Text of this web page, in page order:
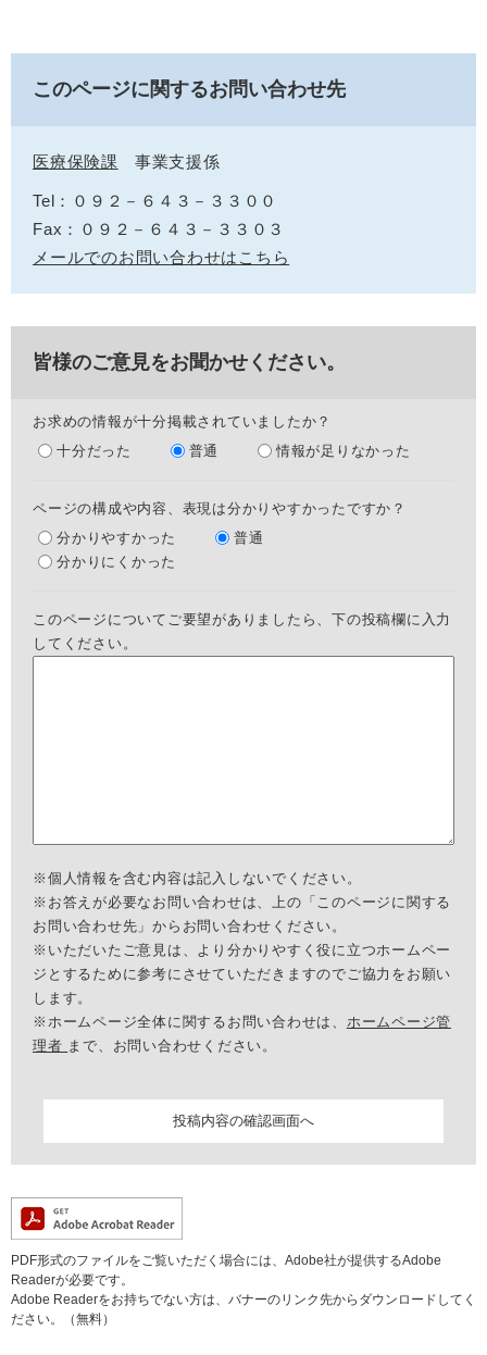
このページに関するお問い合わせ先
医療保険課 事業支援係
Tel：０９２－６４３－３３００
Fax：０９２－６４３－３３０３
メールでのお問い合わせはこちら
皆様のご意見をお聞かせください。
お求めの情報が十分掲載されていましたか？
十分だった
普通 情報が足りなかった
ページの構成や内容、表現は分かりやすかったですか？
分かりやすかった
普通
分かりにくかった
このページについてご要望がありましたら、下の投稿欄に入力
してください。
※個人情報を含む内容は記入しないでください。
※お答えが必要なお問い合わせは、上の「このページに関する
お問い合わせ先」からお問い合わせください。
※いただいたご意見は、より分かりやすく役に立つホームペー
ジとするために参考にさせていただきますのでご協力をお願い
します。
※ホームページ全体に関するお問い合わせは、 ホームページ管
理者 まで、お問い合わせください。
PDF形式のファイルをご覧いただく場合には、Adobe社が提供するAdobe
Readerが必要です。
Adobe Readerをお持ちでない方は、バナーのリンク先からダウンロードしてく
ださい。（無料）